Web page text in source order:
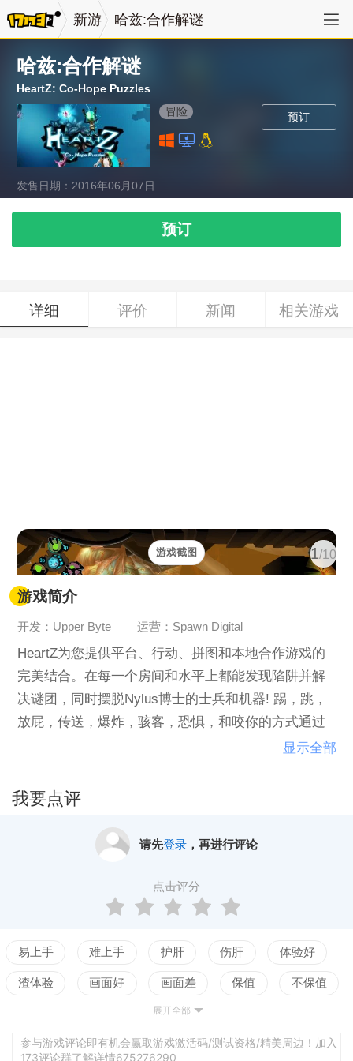
新游 哈兹:合作解谜
哈兹:合作解谜
HeartZ: Co-Hope Puzzles
预订
冒险
发售日期：2016年06月07日
预订
详细 评价 新闻 相关游戏
1/10
游戏截图
游戏简介
开发：Upper Byte 运营：Spawn Digital
HeartZ为您提供平台、行动、拼图和本地合作游戏的
完美结合。在每一个房间和水平上都能发现陷阱并解
决谜团，同时摆脱Nylus博士的士兵和机器! 踢，跳，
放屁，传送，爆炸，骇客，恐惧，和咬你的方式通过
精心的调整和恶作剧的设计水平!准备好成为年度测试
死去! HeartZ可以在独自玩或本地3人玩。每一种机制
棒的单人游戏体验，一个邪恶的多人游戏!
显示全部
我要点评
请先登录，再进行评论
点击评分
易上手 难上手 护肝 伤肝 体验好
渣体验 画面好 画面差 保值 不保值
测试
展开全部
参与游戏评论即有机会赢取游戏激活码/测试资格/精美周边！加入
173评论群了解详情675276290